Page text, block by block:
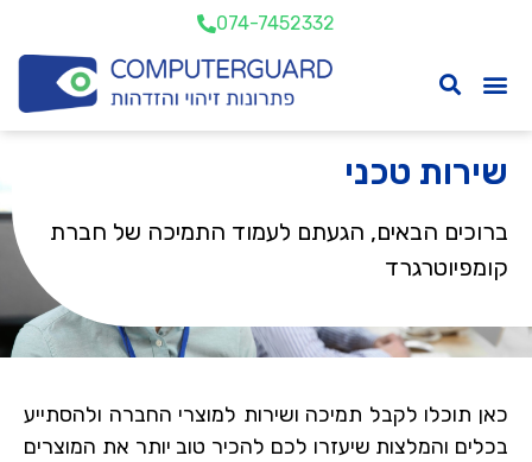
074-7452332
שירות טכני
ברוכים הבאים, הגעתם לעמוד התמיכה של חברת
קומפיוטרגרד
כאן תוכלו לקבל תמיכה ושירות למוצרי החברה ולהסתייע
בכלים והמלצות שיעזרו לכם להכיר טוב יותר את המוצרים